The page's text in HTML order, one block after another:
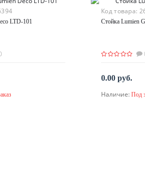
LTD-101
Код товара:
Стойка Lumien
0.00 руб.
По
Наличие: Под